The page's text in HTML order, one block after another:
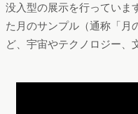
没入型の展示を行っていま
た月のサンプル（通称「月
ど、宇宙やテクノロジー、